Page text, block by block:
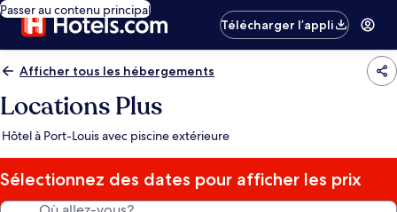
Passer au contenu principal
Télécharger l’appli
Afficher tous les hébergements
Locations Plus
Hôtel à Port-Louis avec piscine extérieure
Sélectionnez des dates pour afficher les prix